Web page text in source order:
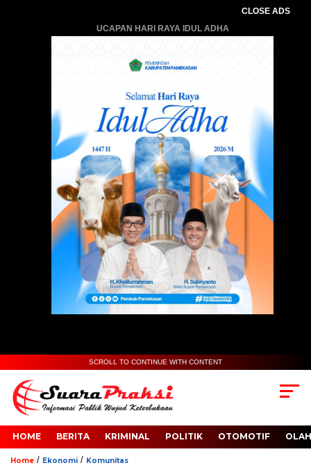
CLOSE ADS
UCAPAN HARI RAYA IDUL ADHA
SCROLL TO CONTINUE WITH CONTENT
HOME BERITA KRIMINAL POLITIK OTOMOTIF
Home / Ekonomi / Komunitas